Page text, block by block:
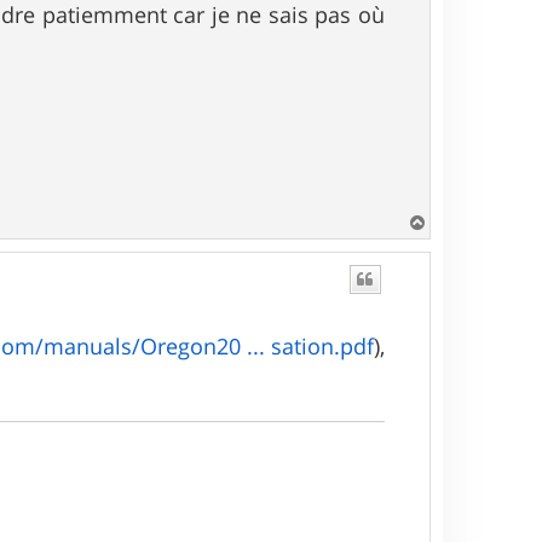
patiemment car je ne sais pas où
a
manuals/Oregon20 ... sation.pdf),